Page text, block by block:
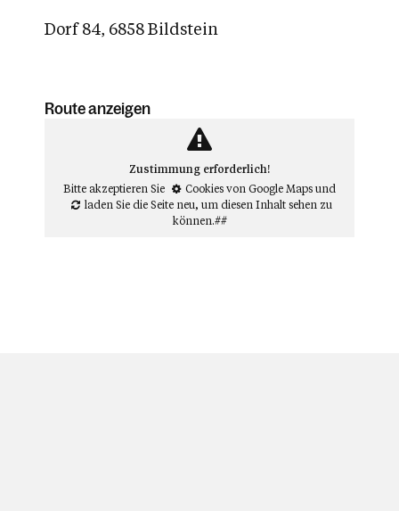
Dorf 84, 6858 Bildstein
Route anzeigen
Zustimmung erforderlich!
Bitte akzeptieren Sie
Cookies von Google Mapsund
laden Sie die Seite neu, um diesen Inhalt sehen zu
können.##